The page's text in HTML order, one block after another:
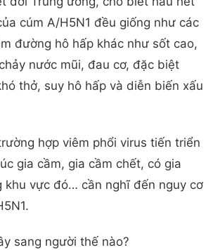
cúm A/H5N1 đều giống như các
đường hô hấp khác như sốt cao,
nước mũi, đau cơ, đặc biệt
thở, suy hô hấp và diễn biến xấu
hợp viêm phổi virus tiến triển
gia cầm, gia cầm chết, có gia
khu vực đó… cần nghĩ đến nguy cơ
sang người thế nào?